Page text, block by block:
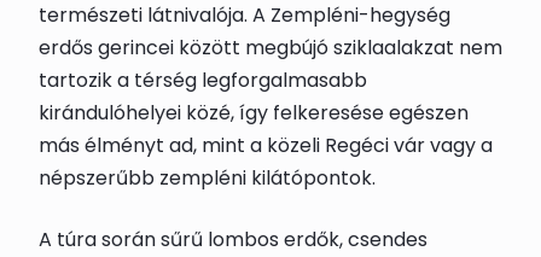
természeti látnivalója. A Zempléni-hegység
erdős gerincei között megbújó sziklaalakzat nem
tartozik a térség legforgalmasabb
kirándulóhelyei közé, így felkeresése egészen
más élményt ad, mint a közeli Regéci vár vagy a
népszerűbb zempléni kilátópontok.
A túra során sűrű lombos erdők, csendes